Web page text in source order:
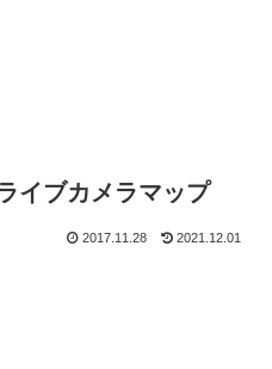
イブカメラマップ
2017.11.28 2021.12.01